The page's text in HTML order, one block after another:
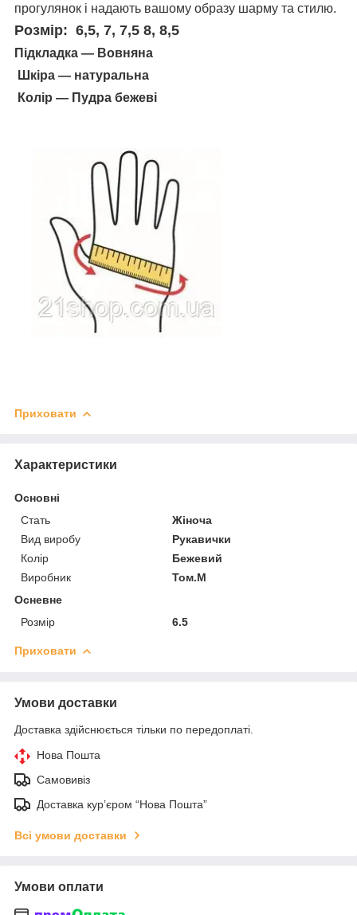
прогулянок і надають вашому образу шарму та стилю.
Розмір: 6,5, 7, 7,5 8, 8,5
Підкладка — Вовняна
Шкіра — натуральна
Колір — Пудра бежеві
Приховати
Характеристики
Основні
Стать
Жіноча
Вид виробу
Рукавички
Колір
Бежевий
Виробник
Том.М
Осневне
Розмір
6.5
Приховати
Умови доставки
Доставка здійснюється тільки по передоплаті.
Нова Пошта
Самовивіз
Доставка кур’єром “Нова Пошта”
Всі умови доставки
Умови оплати